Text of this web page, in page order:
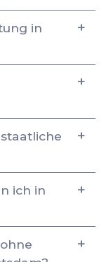
in
ich in